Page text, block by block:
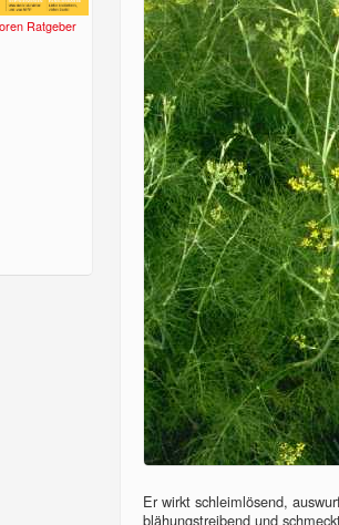
Ratgeber
Er wirkt schleimlösend,
blähungstreibend und